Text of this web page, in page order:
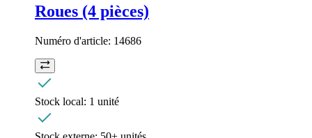
Roues (4 pièces)
Numéro d'article: 14686
Stock local: 1 unité